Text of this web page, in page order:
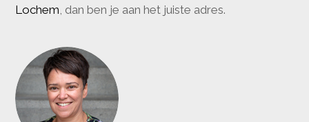
Lochem, dan ben je aan het juiste adres.